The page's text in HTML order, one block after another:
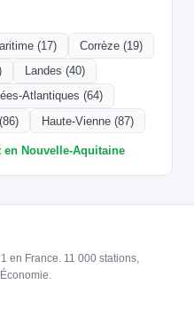
(17)
Corrèze (19)
Landes (40)
Atlantiques (64)
Haute-Vienne (87)
Nouvelle-Aquitaine
en France. 11 000 stations,